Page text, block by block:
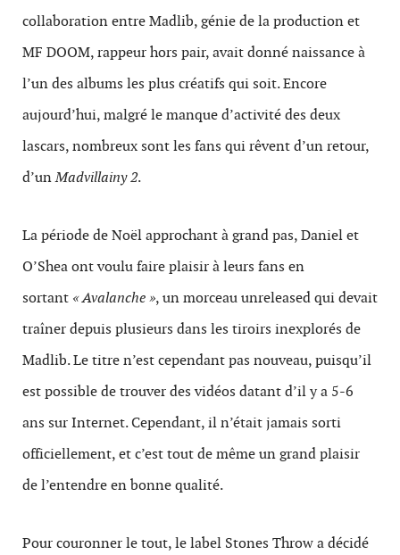
collaboration entre Madlib, génie de la production et
MF DOOM, rappeur hors pair, avait donné naissance à
l’un des albums les plus créatifs qui soit. Encore
aujourd’hui, malgré le manque d’activité des deux
lascars, nombreux sont les fans qui rêvent d’un retour,
d’unMadvillainy 2.
La période de Noël approchant à grand pas, Daniel et
O’Shea ont voulu faire plaisir à leurs fans en
sortant « Avalanche », un morceau unreleased qui devait
traîner depuis plusieurs dans les tiroirs inexplorés de
Madlib. Le titre n’est cependant pas nouveau, puisqu’il
est possible de trouver des vidéos datant d’il y a 5-6
ans sur Internet. Cependant, il n’était jamais sorti
officiellement, et c’est tout de même un grand plaisir
de l’entendre en bonne qualité.
Pour couronner le tout, le label Stones Throw a décidé